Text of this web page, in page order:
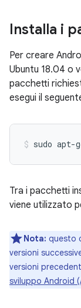
Installa i
Per creare
Ubuntu 18.04 o
pacchetti
esegui il
sudo apt-
Tra i pacchetti
viene utilizzato
Nota: questo
versioni
versioni
sviluppo Android